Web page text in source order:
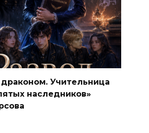
драконом. Учительница
наследников»